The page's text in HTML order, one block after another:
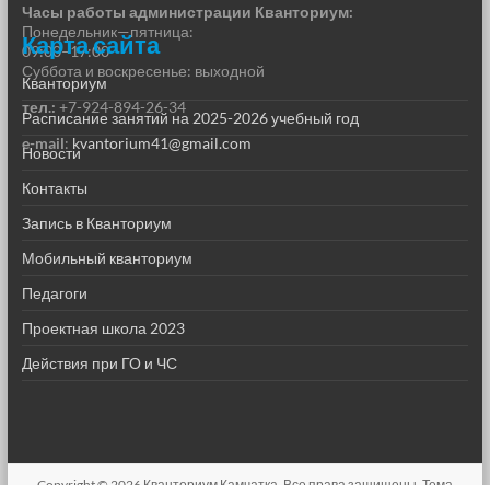
Часы работы администрации Кванториум:
Понедельник—пятница:
09:00–17:00
Суббота и воскресенье: выходной
тел.: +7-924-894-26-34
e-mail: kvantorium41@gmail.com
Карта сайта
Кванториум
Расписание занятий на 2025-2026 учебный год
Новости
Контакты
Запись в Кванториум
Мобильный кванториум
Педагоги
Проектная школа 2023
Действия при ГО и ЧС